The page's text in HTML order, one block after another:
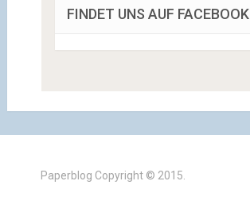
FINDET UNS AUF FACEBOOK
Paperblog Copyright © 2015.